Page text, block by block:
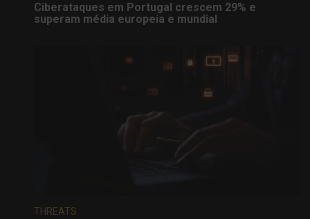
Ciberataques em Portugal crescem 29% e
superam média europeia e mundial
THREATS